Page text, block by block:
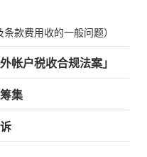
款费用收的一般问题）
帐户税收合规法案」
集